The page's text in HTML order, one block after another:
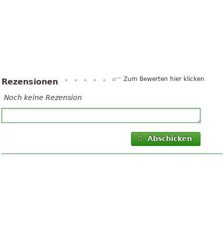
Rezensionen Zum Bewerten hier klicken
Noch keine Rezension
Abschicken